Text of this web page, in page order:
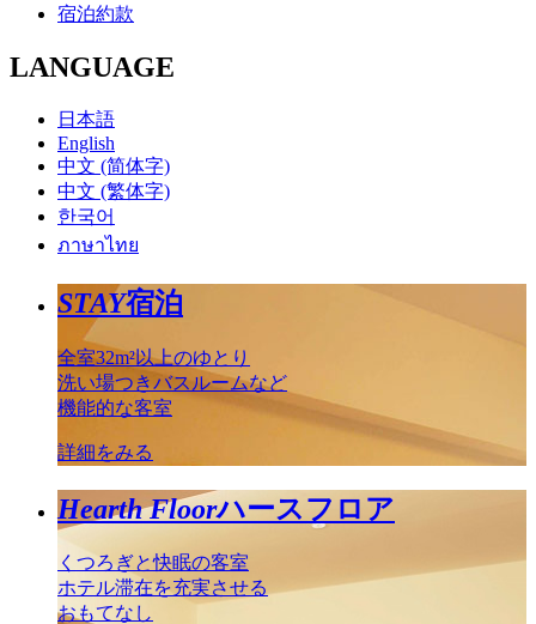
宿泊約款
LANGUAGE
日本語
English
中文 (简体字)
中文 (繁体字)
한국어
ภาษาไทย
STAY宿泊
全室32m²以上のゆとり
洗い場つきバスルームなど
機能的な客室
詳細をみる
Hearth Floorハースフロア
くつろぎと快眠の客室
ホテル滞在を充実させる
おもてなし